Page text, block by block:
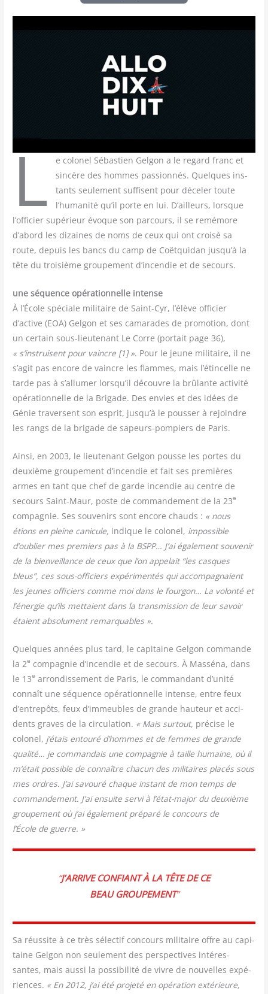
L
e colo­nel Sébas­tien Gel­gon a le regard franc et
sin­cère des hommes pas­sion­nés. Quelques ins­
tants seule­ment suf­fisent pour déce­ler toute
l’humanité qu’il porte en lui. D’ailleurs, lorsque
l’officier supé­rieur évoque son par­cours, il se remé­more
d’abord les dizaines de noms de ceux qui ont croi­sé sa
route, depuis les bancs du camp de Coët­qui­dan jusqu’à la
tête du troi­sième grou­pe­ment d’incendie et de secours.
une séquence opé­ra­tion­nelle intense
À l’École spé­ciale mili­taire de Saint-Cyr, l’élève offi­cier
d’active (EOA) Gel­gon et ses cama­rades de pro­mo­tion, dont
un cer­tain sous-lieu­te­nant Le Corre (por­tait page 36),
« s’instruisent pour vaincre [1] ». Pour le jeune mili­taire, il ne
s’agit pas encore de vaincre les flammes, mais l’étincelle ne
tarde pas à s’allumer lorsqu’il découvre la brû­lante acti­vi­té
opé­ra­tion­nelle de la Bri­gade. Des envies et des idées de
Génie tra­versent son esprit, jusqu’à le pous­ser à rejoindre
les rangs de la bri­gade de sapeurs-pom­piers de Paris.
Ain­si, en 2003, le lieu­te­nant Gel­gon pousse les portes du
deuxième grou­pe­ment d’incendie et fait ses pre­mières
armes en tant que chef de garde incen­die au centre de
secours Saint-Maur, poste de com­man­de­ment de la 23e
com­pa­gnie. Ses sou­ve­nirs sont encore chauds : « nous
étions en pleine cani­cule, indique le colo­nel, impos­sible
d’oublier mes pre­miers pas à la BSPP… J’ai éga­le­ment sou­ve­nir
de la bien­veillance de ceux que l’on appe­lait “les casques
bleus”, ces sous-offi­ciers expé­ri­men­tés qui accom­pa­gnaient
les jeunes offi­ciers comme moi dans le four­gon… La volon­té et
l’énergie qu’ils met­taient dans la trans­mis­sion de leur savoir
étaient abso­lu­ment remarquables ».
Quelques années plus tard, le capi­taine Gel­gon com­mande
la 2e com­pa­gnie d’incendie et de secours. À Mas­sé­na, dans
le 13e arron­dis­se­ment de Paris, le com­man­dant d’unité
connaît une séquence opé­ra­tion­nelle intense, entre feux
d’entrepôts, feux d’immeubles de grande hau­teur et acci­
dents graves de la cir­cu­la­tion. « Mais sur­tout, pré­cise le
colo­nel, j’étais entou­ré d’hommes et de femmes de grande
qua­li­té… je com­man­dais une com­pa­gnie à taille humaine, où il
m’était pos­sible de connaître cha­cun des mili­taires pla­cés sous
mes ordres. J’ai savou­ré chaque ins­tant de mon temps de
com­man­de­ment. J’ai ensuite ser­vi à l’état-major du deuxième
grou­pe­ment où j’ai éga­le­ment pré­pa­ré le concours de
l’École de guerre. »
“J’ARRIVE CONFIANT À LA TÊTE DE CE
BEAU GROUPEMENT”
Sa réus­site à ce très sélec­tif concours mili­taire offre au capi­
taine Gel­gon non seule­ment des pers­pec­tives inté­res­
santes, mais aus­si la pos­si­bi­li­té de vivre de nou­velles expé­
riences. « En 2012, j’ai été pro­je­té en opé­ra­tion exté­rieure,